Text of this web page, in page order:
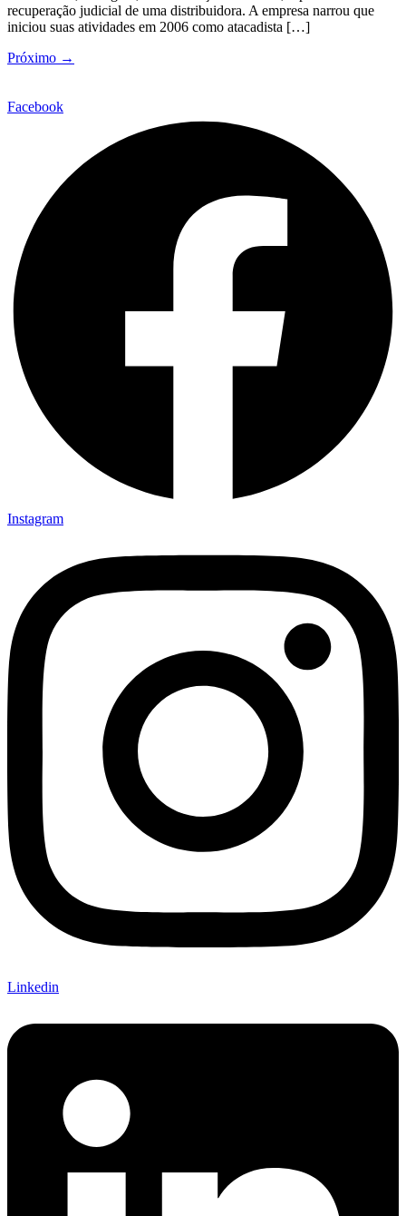
recuperação judicial de uma distribuidora. A empresa narrou que
iniciou suas atividades em 2006 como atacadista […]
Próximo →
Facebook
Instagram
Linkedin